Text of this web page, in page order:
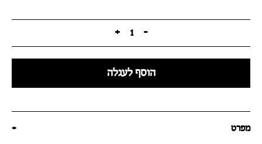
-
1
+
הוסף לעגלה
מפרט +